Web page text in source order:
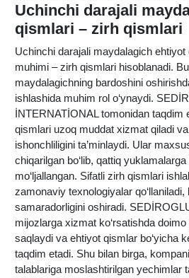
Uchinchi darajali
qismlari – zirh qismlari
Uchinchi darajali maydalagich
muhimi – zirh qismlari hisoblanadi.
maydalagichning bardoshini
ishlashida muhim rol o‘ynaydi.
İNTERNATİONAL tomonidan taqdim
qismlari uzoq muddat xizmat qiladi
ishonchliligini ta’minlaydi. Ular
chiqarilgan bo‘lib, qattiq
mo‘ljallangan. Sifatli zirh qismlari
zamonaviy texnologiyalar
samaradorligini oshiradi.
mijozlarga xizmat ko‘rsatishda
saqlaydi va ehtiyot qismlar bo‘yicha
taqdim etadi. Shu bilan birga,
talablariga moslashtirilgan yechimlar